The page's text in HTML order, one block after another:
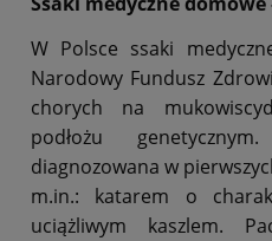
W Polsce ssaki
Narodowy Fundusz
chorych na
podłożu
diagnozowana w
m.in.: katarem o
uciążliwym kaszlem.